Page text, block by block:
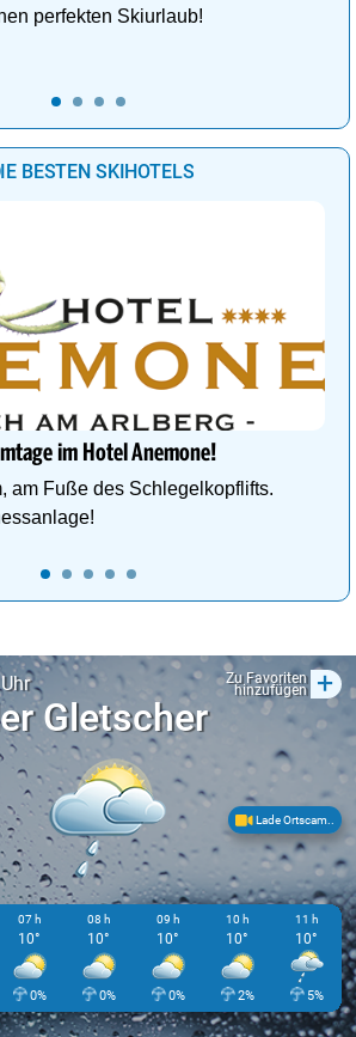
perfekten Skiurlaub!
BESTEN SKIHOTELS
im Hotel Anemone!
am Fuße des Schlegelkopflifts.
Zu Favoriten
hinzufügen +
Gletscher
Lade Ortscam..
07 h
10°
0%
08 h
10°
0%
09 h
10°
0%
10 h
10°
2%
11 h
10°
5%